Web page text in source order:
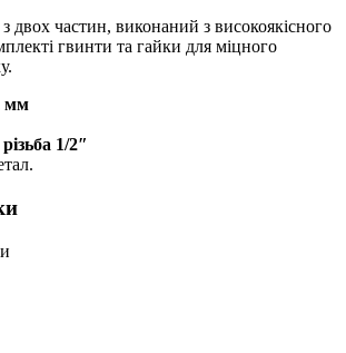
двох частин, виконаний з високоякісного
гвинти та гайки для міцного
мм
1/2″